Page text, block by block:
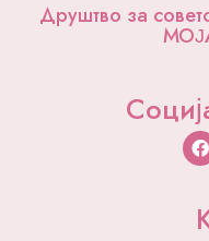
Друштво за
F
a
b
o